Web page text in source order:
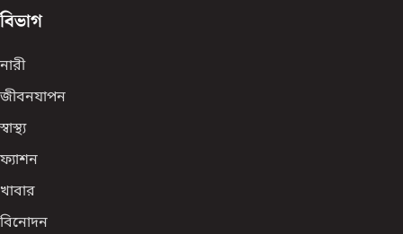
বিভাগ
নারী
জীবনযাপন
স্বাস্থ্য
ফ্যাশন
খাবার
বিনোদন